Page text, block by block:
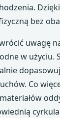
bez
uwagę
w użyciu.
Co